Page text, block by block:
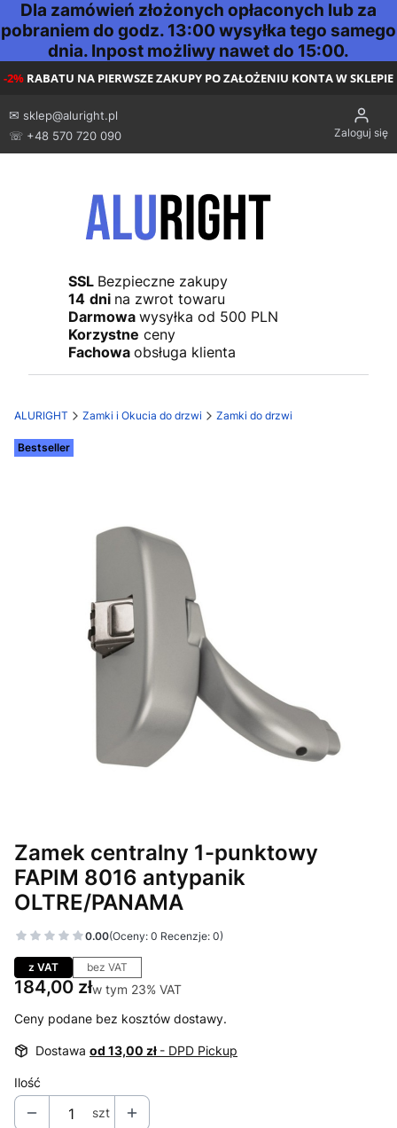
Dla zamówień złożonych opłaconych lub za
pobraniem do godz. 13:00 wysyłka tego samego
dnia. Inpost możliwy nawet do 15:00.
-2% RABATU NA PIERWSZE ZAKUPY PO ZAŁOŻENIU KONTA W SKLEPIE
✉ sklep@aluright.pl
☏ +48 570 720 090
Zaloguj się
SSL Bezpieczne zakupy
14 dni na zwrot towaru
Darmowa wysyłka od 500 PLN
Korzystne ceny
Fachowa obsługa klienta
ALURIGHT Zamki i Okucia do drzwi Zamki do drzwi
Etykiety
Bestseller
Zamek centralny 1-punktowy
FAPIM 8016 antypanik
OLTRE/PANAMA
0.00(Oceny: 0 Recenzje: 0)
Przejdź do sekcji Opinie
z VAT bez VAT
Cena
184,00 złw tym 23% VAT
w tym 23% VAT
Ceny podane bez kosztów dostawy.
Dostawa od 13,00 zł - DPD Pickup
Ilość
szt